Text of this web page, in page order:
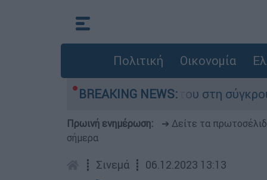
Πολιτική Οικονομία
BREAKING NEWS:
που έχασε τη ζωή του στη σύγκρουση
Πρωινή ενημέρωση: ➔ Δείτε τα
σήμερα
┋ Σινεμά ┋ 06.12.2023 13:13